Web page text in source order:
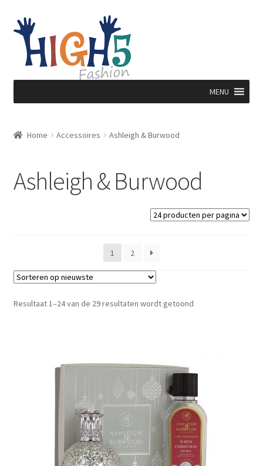
Ga
door
naar
navigatie
Ga
direct
naar
inhoud
MENU
Home Accessoires Ashleigh & Burwood
Ashleigh & Burwood
1 2
Resultaat 1–24 van de 29 resultaten wordt getoondGesorteerd